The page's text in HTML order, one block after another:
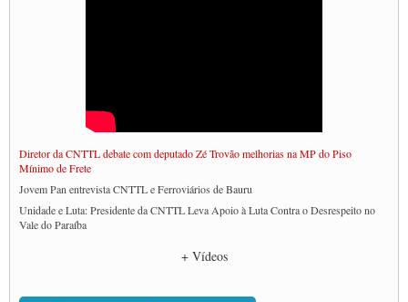
Diretor da CNTTL debate com deputado Zé Trovão melhorias na MP do Piso
Mínimo de Frete
Jovem Pan entrevista CNTTL e Ferroviários de Bauru
Unidade e Luta: Presidente da CNTTL Leva Apoio à Luta Contra o Desrespeito no
Vale do Paraíba
CNTTL e entidades dos caminhoneiros conversam com governo Lula sobre pautas
+ Vídeos